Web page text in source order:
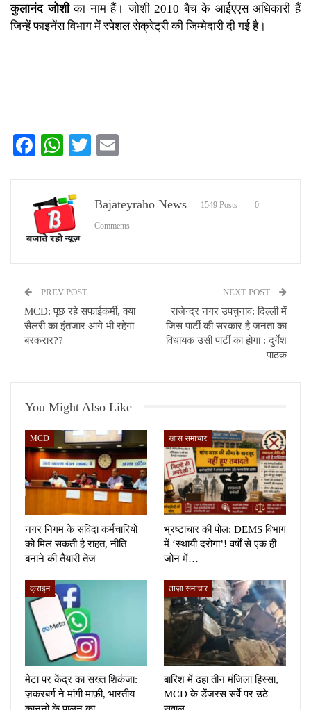
कुलानंद जोशीका नाम हैं। जोशी 2010 बैच के आईएएस अधिकारी हैं
जिन्हें फाइनेंस विभाग में स्पेशल सेक्रेट्री की जिम्मेदारी दी गई है।
Facebook
WhatsApp
Twitter
Bajateyraho News 1549 Posts 0
Comments
PREV POST
MCD: पूछ रहे सफाईकर्मी, क्या
सैलरी का इंतजार आगे भी रहेगा
बरकरार??
NEXT POST
राजेन्द्र नगर उपचुनाव: दिल्ली में
जिस पार्टी की सरकार है जनता का
विधायक उसी पार्टी का होगा : दुर्गेश
पाठक
You Might Also Like
MCD
नगर निगम के संविदा कर्मचारियों
को मिल सकती है राहत, नीति
बनाने की तैयारी तेज
खास समाचार
भ्रष्टाचार की पोल: DEMS विभाग
में ‘स्थायी दरोगा’! वर्षों से एक ही
जोन में…
क्राइम
मेटा पर केंद्र का सख्त शिकंजा:
ज़करबर्ग ने मांगी माफ़ी, भारतीय
ताज़ा समाचार
बारिश में ढहा तीन मंजिला हिस्सा,
MCD के डेंजरस सर्वे पर उठे